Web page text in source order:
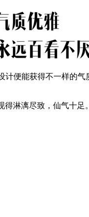
便能获得不一样的气
淋漓尽致，仙气十足。